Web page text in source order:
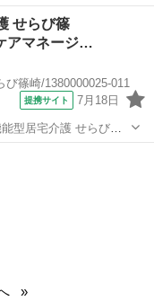
ャー）の正社員求人募
せらび篠
アマネージ…
篠崎/1380000025-011
提携サイト 7月18日
型居宅介護 せらび篠
ャー）の求人募集で